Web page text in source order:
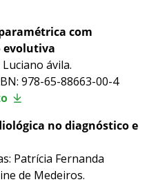
com
evolutiva
ávila.
978-65-88663-00-4
no diagnóstico e
Patrícia Fernanda
de Medeiros.